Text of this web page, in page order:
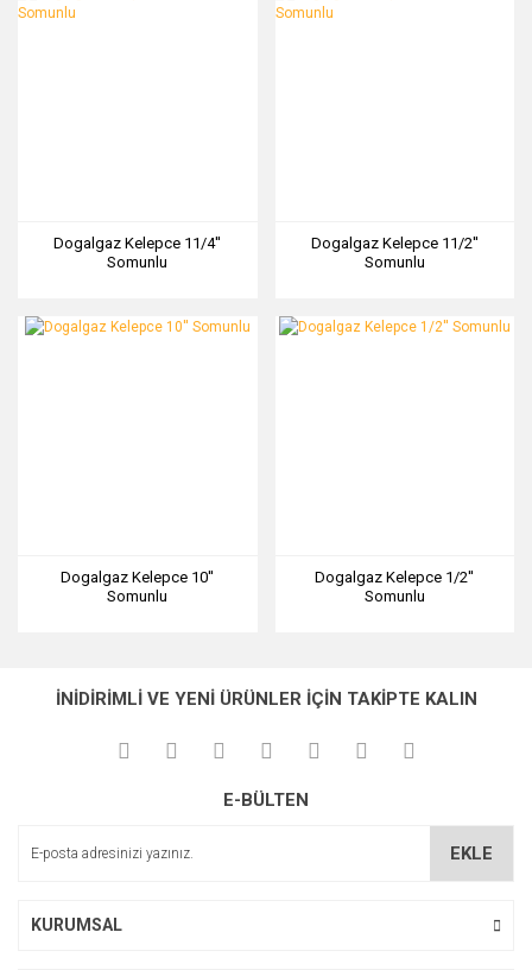
Dogalgaz Kelepce 11/4''
Somunlu
Dogalgaz Kelepce 11/2''
Somunlu
Dogalgaz Kelepce 10''
Somunlu
Dogalgaz Kelepce 1/2''
Somunlu
İNİDİRİMLİ VE YENİ ÜRÜNLER İÇİN TAKİPTE KALIN
E-BÜLTEN
EKLE
KURUMSAL